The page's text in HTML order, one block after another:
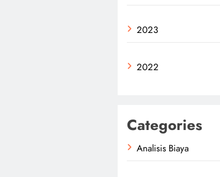
2023
2022
Categories
Analisis Biaya